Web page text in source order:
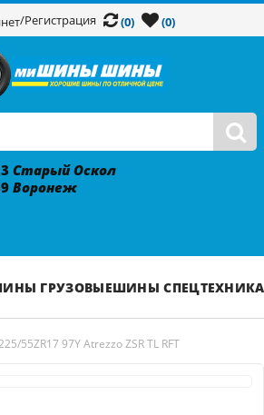
/Регистрация (0) (0)
Старый Оскол
Воронеж
ГРУЗОВЫЕШИНЫ СПЕЦТЕХНИКА
55ZR17 97Y Atrezzo ZSR TL RFT